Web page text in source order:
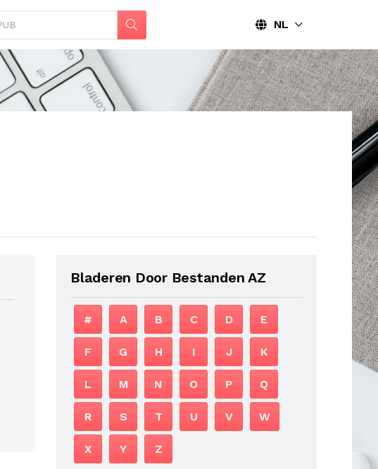
NL
Bladeren Door Bestanden AZ
# A B C D E
F G H I J K
L M N O P Q
R S T U V W
X Y Z